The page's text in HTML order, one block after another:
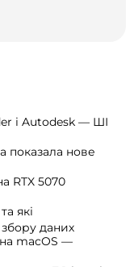
і Autodesk — ШІ
показала нове
RTX 5070
які
даних
macOS —